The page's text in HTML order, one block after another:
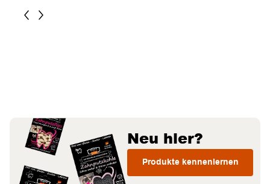
Neu hier?
Produkte kennenlernen